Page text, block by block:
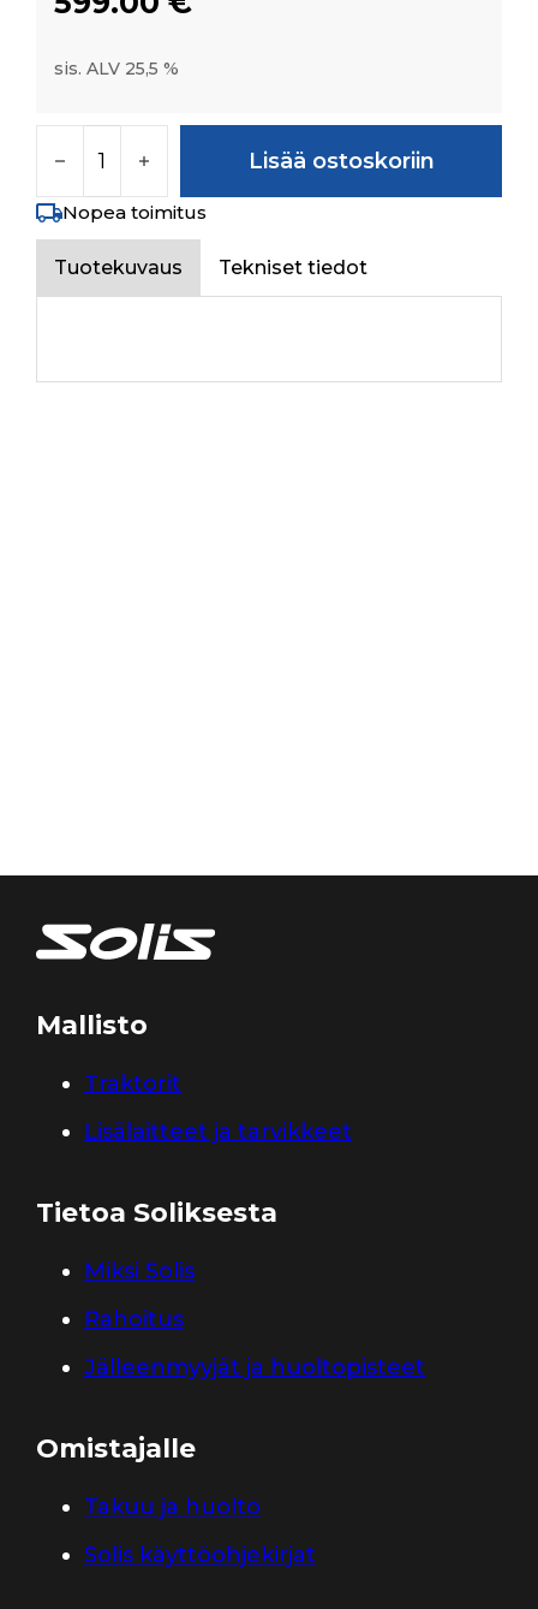
sis. ALV 25,5 %
Lisää ostoskoriin
Nopea toimitus
Tuotekuvaus Tekniset tiedot
Mallisto
Traktorit
Lisälaitteet ja tarvikkeet
Tietoa Soliksesta
Miksi Solis
Rahoitus
Jälleenmyyjät ja huoltopisteet
Omistajalle
Takuu ja huolto
Solis käyttöohjekirjat